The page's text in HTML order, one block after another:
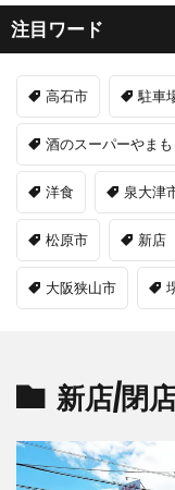
注目ワード
高石市 駐車
酒のスーパーやまも
洋食 泉大津
松原市 新店
大阪狭山市
新店/閉店